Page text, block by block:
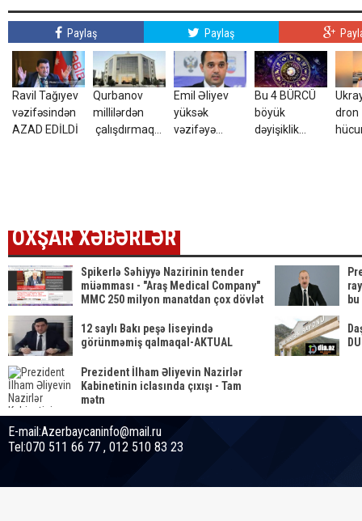
Paylaş Paylaş
Ravil Tağıyev
vəzifəsindən
AZAD EDİLDİ
Qurbanov
millilərdən
çalışdırmaq
Emil Əliyev
yüksək
vəzifəyə
Bu 4 BÜRCÜ
böyük
dəyişiklik
dron
OXŞAR XƏBƏRLƏR
Spikerlə Səhiyyə Nazirinin tender
müəmması - "Araş Medical Company"
MMC 250 milyon manatdan çox dövlət
çıxıb...SİYAHI
12 saylı Bakı peşə liseyində
görünməmiş qalmaqal-AKTUAL
Prezident İlham Əliyevin Nazirlər
Kabinetinin iclasında çıxışı - Tam
mətn
E-mail:Azerbaycaninfo@mail.ru
Tel:070 511 66 77 , 012 510 83 23